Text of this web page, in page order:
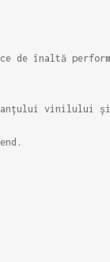
de înaltă
șanțului